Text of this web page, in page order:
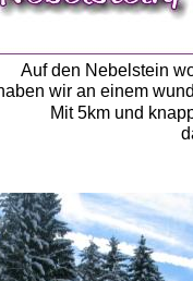
Auf den Nebelstein
wir an einem
Mit 5km und